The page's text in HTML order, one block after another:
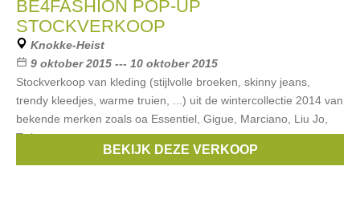
BE4FASHION POP-UP
STOCKVERKOOP
Knokke-Heist
9 oktober 2015 --- 10 oktober 2015
Stockverkoop van kleding (stijlvolle broeken, skinny jeans,
trendy kleedjes, warme truien, ...) uit de wintercollectie 2014 van
bekende merken zoals oa Essentiel, Gigue, Marciano, Liu Jo,
Twin-set.
Liu Jo,Essentiel,Gigue,twin-set
BEKIJK DEZE VERKOOP